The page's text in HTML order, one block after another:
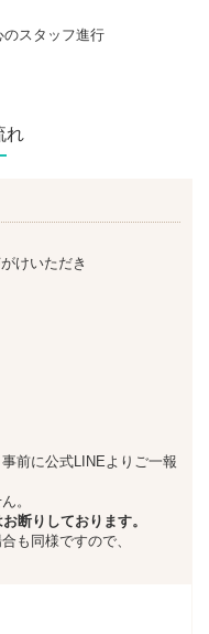
スタッフ進行
れ
けいただき
前に公式LINEよりご一報
。
断りしております。
も同様ですので、